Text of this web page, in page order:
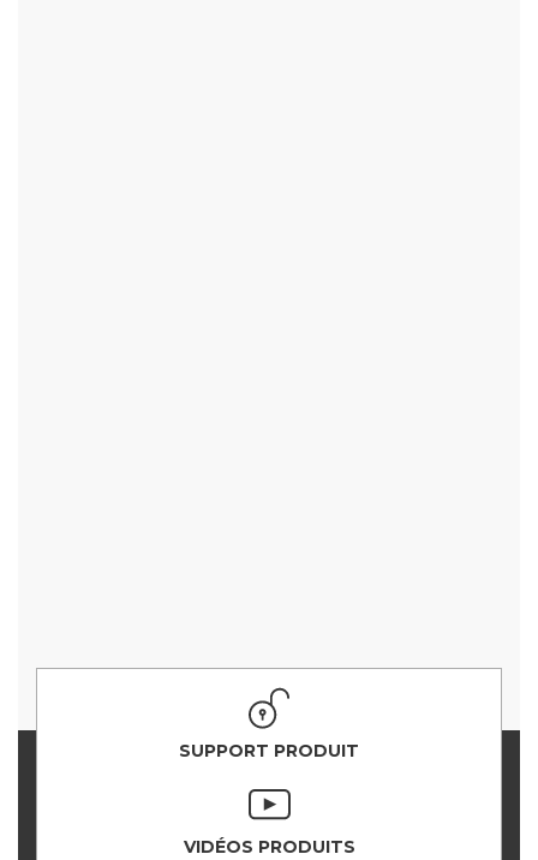
SUPPORT PRODUIT
VIDÉOS PRODUITS